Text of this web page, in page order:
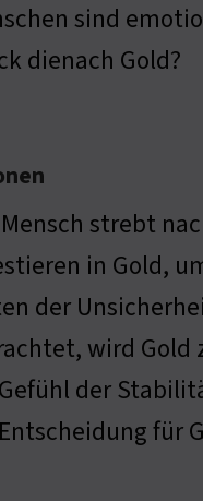
sind
dienach Gold?
strebt
in Gold,
der
wird Gold
der
für